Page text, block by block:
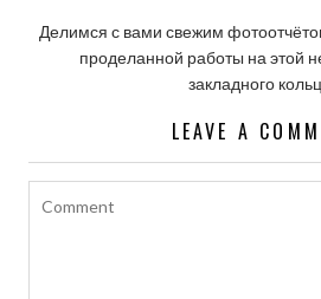
Делимся с вами свежим
проделанной работы на этой
закладного
LEAVE A